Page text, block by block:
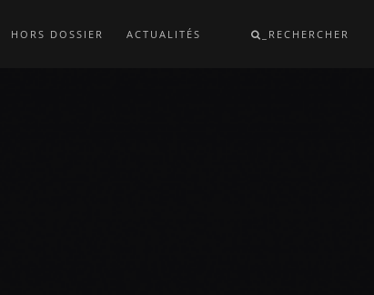
HORS DOSSIER ACTUALITÉS _RECHERCHER